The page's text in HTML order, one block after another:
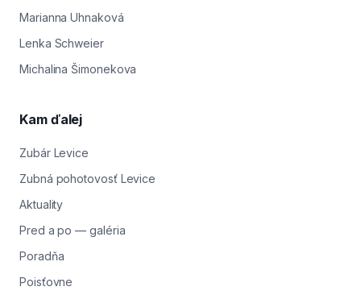
Marianna Uhnaková
Lenka Schweier
Michalina Šimonekova
Kam ďalej
Zubár Levice
Zubná pohotovosť Levice
Aktuality
Pred a po — galéria
Poradňa
Poisťovne